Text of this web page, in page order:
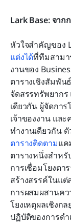
Lark Base: จาก
หัวใจสำคัญของ
แต่งได้ที่ทีมสามา
งานของ
ตารางเชิงสัมพัน
จัดสรรทรัพยากร
เดียวกัน ผู้จัดกา
เจ้าของงาน แล
ทำงานเดียวกัน
ตารางติดตามแค
ตารางหนึ่งสำห
การเชื่อมโยงตา
สร้างสรรค์ในแต่
การผสมผสานคว
โยงเหตุผลเชิงก
ปฏิบัติของการดำ